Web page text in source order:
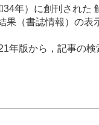
年）に創刊された
（書誌情報）の
年版から，記事の